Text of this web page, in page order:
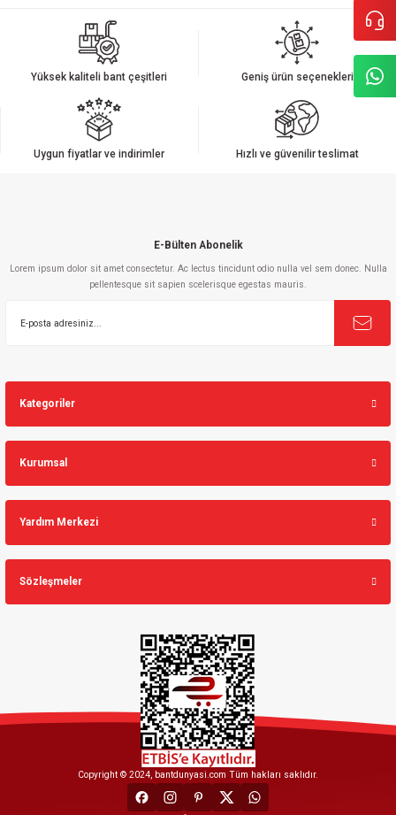
Yüksek kaliteli bant çeşitleri Geniş ürün seçenekleri
Uygun fiyatlar ve indirimler Hızlı ve güvenilir teslimat
E-Bülten Abonelik
Lorem ipsum dolor sit amet consectetur. Ac lectus tincidunt odio nulla vel sem donec. Nulla
pellentesque sit sapien scelerisque egestas mauris.
Kategoriler
Kurumsal
Yardım Merkezi
Sözleşmeler
Copyright © 2024, bantdunyasi.com Tüm hakları saklıdır.